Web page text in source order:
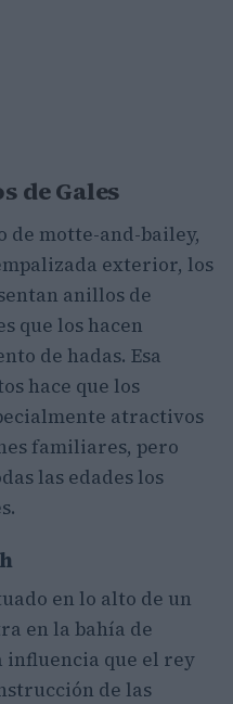
de Gales
de motte-and-bailey,
exterior, los
anillos de
que los hacen
de hadas. Esa
hace que los
atractivos
familiares, pero
las edades los
en lo alto de un
en la bahía de
influencia que el rey
de las